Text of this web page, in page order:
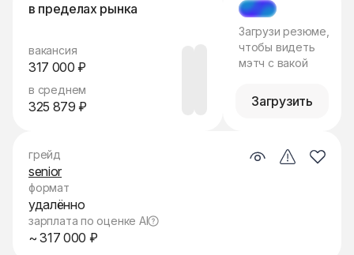
в пределах рынка
вакансия
317 000 ₽
в среднем
325 879 ₽
МЭТЧ
Загрузи резюме,
чтобы видеть
мэтч с вакой
Загрузить
грейд
senior
формат
удалённо
зарплата по оценке AI
~ 317 000 ₽